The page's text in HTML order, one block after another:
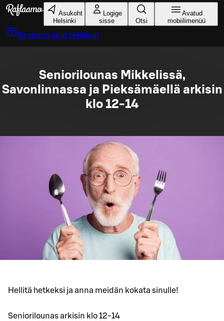
Liigu peamise sisu juurde
Asukoht
Helsinki
Logige
sisse
Otsi
Avatud
mobiilimenüü
Broneeri laud Helsinki
Seniorilounas Mikkelissä,
Savonlinnassa ja Pieksämäellä arkisin
klo 12-14
Hellitä hetkeksi ja anna meidän kokata sinulle!
Seniorilounas arkisin klo 12-14